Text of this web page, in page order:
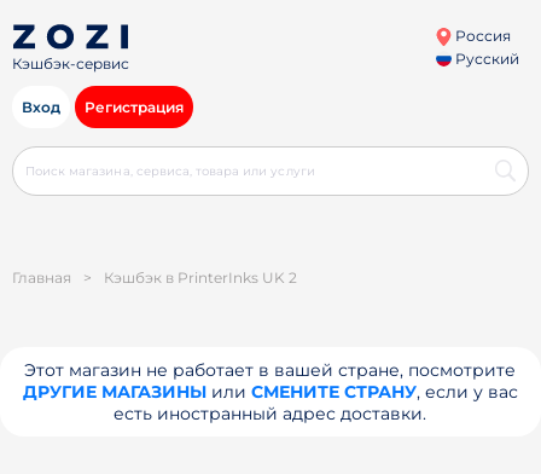
Кэшбэк-сервис
Россия
Русский
Вход Регистрация
Главная > Кэшбэк в PrinterInks UK 2
Этот магазин не работает в вашей стране, посмотрите
ДРУГИЕ МАГАЗИНЫили СМЕНИТЕ СТРАНУ, если у вас
есть иностранный адрес доставки.